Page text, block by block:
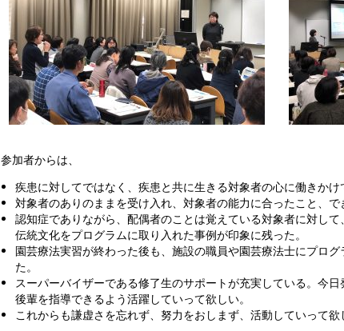
参加者からは、
疾患に対してではなく、疾患と共に生きる対象者の心に働きかけ
対象者のありのままを受け入れ、対象者の能力に合ったこと、で
認知症でありながら、配偶者のことは覚えている対象者に対し
伝統文化をプログラムに取り入れた事例が印象に残った。
園芸療法実習が終わった後も、施設の職員や園芸療法士にプロ
た。
スーパーバイザーである修了生のサポートが充実している。今
後輩を指導できるよう活躍していって欲しい。
これからも謙虚さを忘れず、努力をおしまず、活動していって欲